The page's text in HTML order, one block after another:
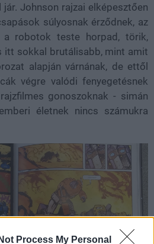
Process My Personal
Johnson rajzai elképesztően
súlyosnak érződnek, az
a robotok teste horpad, törik,
itt sokkal brutálisabb, mint amit
alapján várnának, de ettől
végre valódi fenyegetésnek
gonoszoknak - simán
életnek nincs számukra